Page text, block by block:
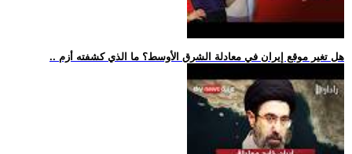
.. هل تغير موقع إيران في معادلة الشرق الأوسط؟ ما الذي كشفته أزم